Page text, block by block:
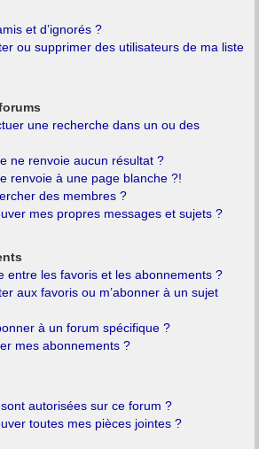
et d’ignorés ?
ou supprimer des utilisateurs de ma liste
une recherche dans un ou des
ne renvoie aucun résultat ?
renvoie à une page blanche ?!
des membres ?
mes propres messages et sujets ?
entre les favoris et les abonnements ?
aux favoris ou m’abonner à un sujet
à un forum spécifique ?
mes abonnements ?
autorisées sur ce forum ?
toutes mes pièces jointes ?